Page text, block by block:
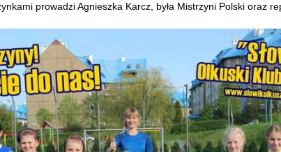
prowadzi Agnieszka Karcz, była Mistrzyni Polski oraz